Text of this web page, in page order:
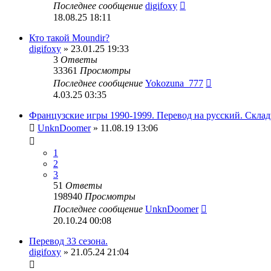
Последнее сообщение digifoxy
18.08.25 18:11
Кто такой Moundir?
digifoxy » 23.01.25 19:33
3 Ответы
33361 Просмотры
Последнее сообщение Yokozuna_777
4.03.25 03:35
Французские игры 1990-1999. Перевод на русский.
UnknDoomer» 11.08.19 13:06
1
2
3
51 Ответы
198940 Просмотры
Последнее сообщение UnknDoomer
20.10.24 00:08
Перевод 33 сезона.
digifoxy » 21.05.24 21:04